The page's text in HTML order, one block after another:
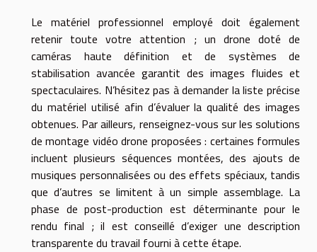
Le matériel professionnel employé doit également
retenir toute votre attention ; un drone doté de
caméras haute définition et de systèmes de
stabilisation avancée garantit des images fluides et
spectaculaires. N’hésitez pas à demander la liste précise
du matériel utilisé afin d’évaluer la qualité des images
obtenues. Par ailleurs, renseignez-vous sur les solutions
de montage vidéo drone proposées : certaines formules
incluent plusieurs séquences montées, des ajouts de
musiques personnalisées ou des effets spéciaux, tandis
que d’autres se limitent à un simple assemblage. La
phase de post-production est déterminante pour le
rendu final ; il est conseillé d’exiger une description
transparente du travail fourni à cette étape.